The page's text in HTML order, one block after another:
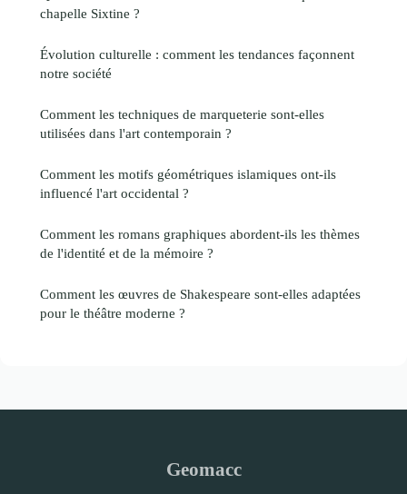
chapelle Sixtine ?
Évolution culturelle : comment les tendances façonnent
notre société
Comment les techniques de marqueterie sont-elles
utilisées dans l'art contemporain ?
Comment les motifs géométriques islamiques ont-ils
influencé l'art occidental ?
Comment les romans graphiques abordent-ils les thèmes
de l'identité et de la mémoire ?
Comment les œuvres de Shakespeare sont-elles adaptées
pour le théâtre moderne ?
Geomacc